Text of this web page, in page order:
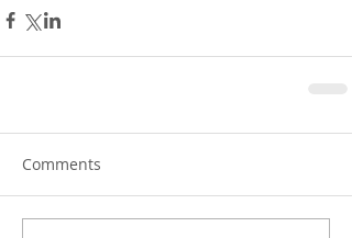
Comments